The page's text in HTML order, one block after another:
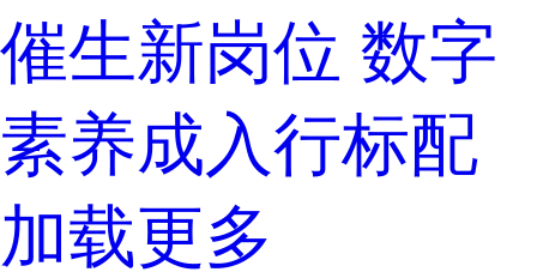
催生新岗位 数字
素养成入行标配
加载更多